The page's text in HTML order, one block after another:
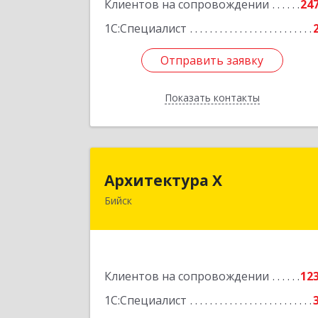
Клиентов на сопровождении
1С:Специалист
Отправить заявку
Показать контакты
Отправить заявку
Назад
Архитектура Х
Бийск
Клиентов на сопровождении
1С:Специалист